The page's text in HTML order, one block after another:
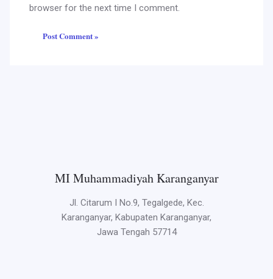
browser for the next time I comment.
MI Muhammadiyah Karanganyar
Jl. Citarum I No.9, Tegalgede, Kec.
Karanganyar, Kabupaten Karanganyar,
Jawa Tengah 57714